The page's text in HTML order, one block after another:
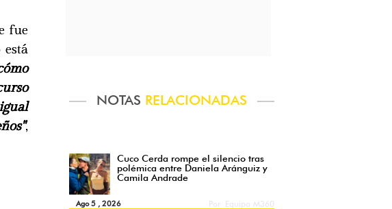
NOTAS RELACIONADAS
Cuco Cerda rompe el silencio tras
polémica entre Daniela Aránguiz y
Camila Andrade
Ago 5 , 2026
fue
,